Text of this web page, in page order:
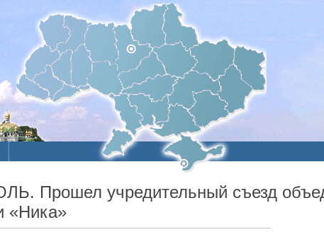
Прошел учредительный съезд
«Ника»